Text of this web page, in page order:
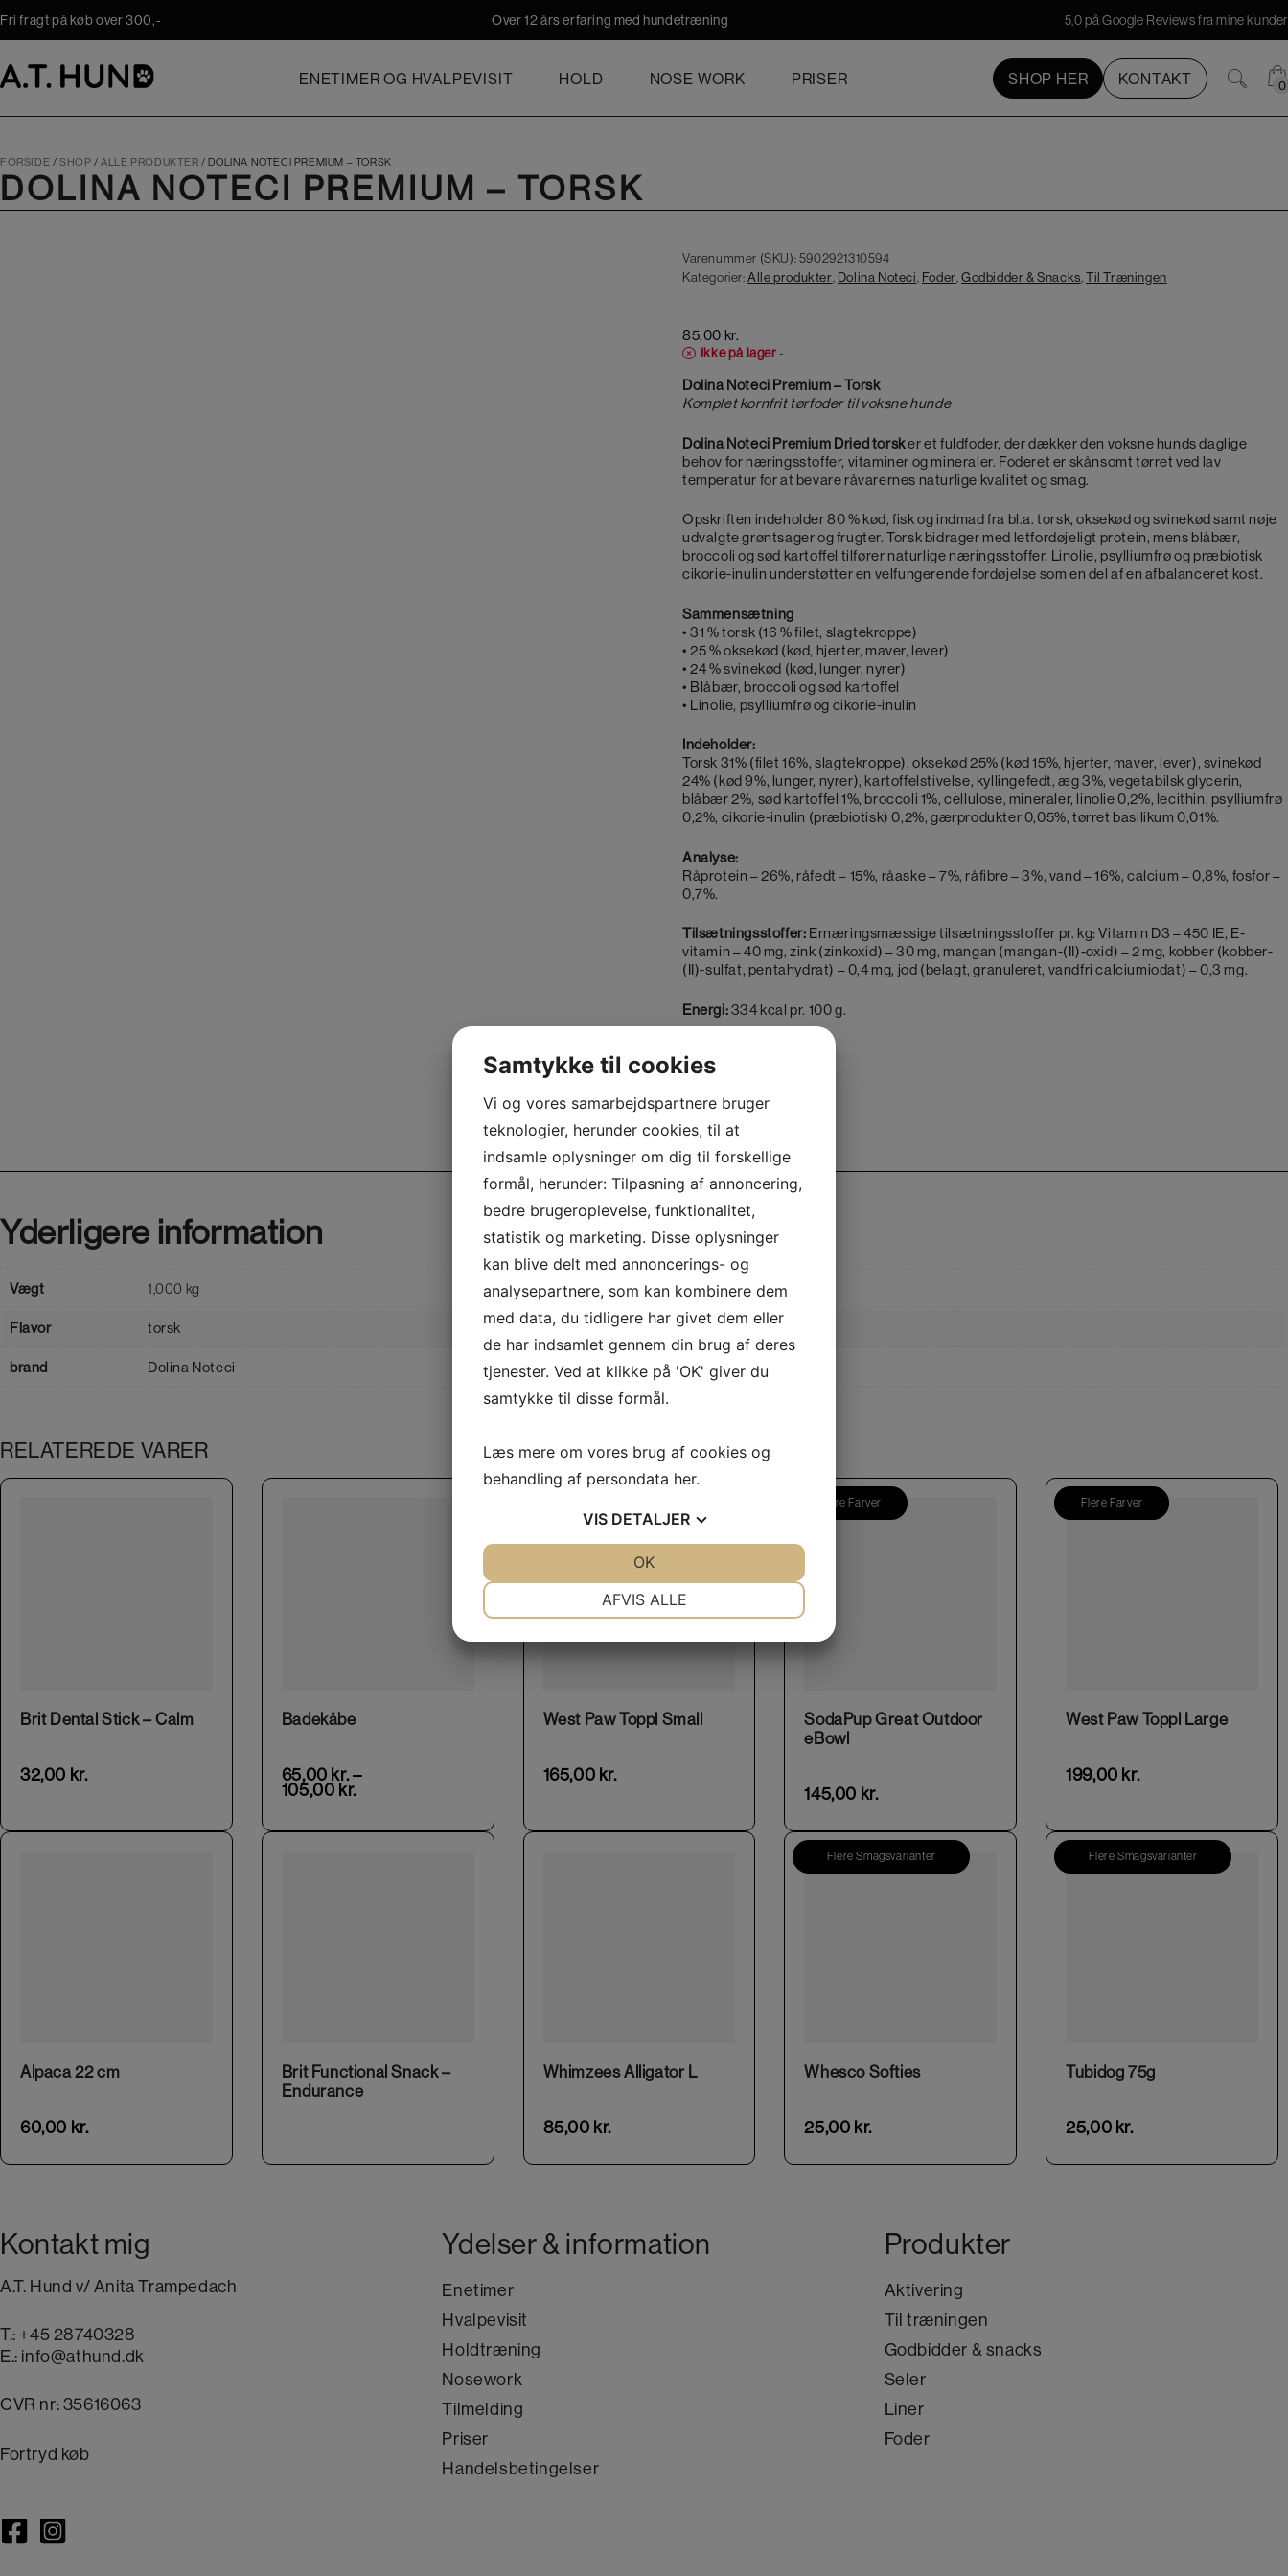
til
indholdet
Fri fragt på køb over 300,- Over 12 års erfaring med hundetræning 5,0 på Google Reviews fra mine kunder
ENETIMER OG HVALPEVISIT HOLD NOSE WORK PRISER SHOP HER KONTAKT 0
0
FORSIDE /SHOP /ALLE PRODUKTER /DOLINA NOTECI PREMIUM – TORSK
DOLINA NOTECI PREMIUM – TORSK
Varenummer (SKU):5902921310594
Kategorier:Alle produkter, Dolina Noteci, Foder,Godbidder & Snacks,Til Træningen
85,00 kr.
Ikke på lager-
Dolina Noteci Premium – Torsk
Komplet kornfrit tørfoder til voksne hunde
Dolina Noteci Premium Dried torsker et fuldfoder, der dækker den voksne hunds daglige
behov for næringsstoffer, vitaminer og mineraler. Foderet er skånsomt tørret ved lav
temperatur for at bevare råvarernes naturlige kvalitet og smag.
Opskriften indeholder 80 % kød, fisk og indmad fra bl.a. torsk, oksekød og svinekød samt nøje
udvalgte grøntsager og frugter. Torsk bidrager med letfordøjeligt protein, mens blåbær,
broccoli og sød kartoffel tilfører naturlige næringsstoffer. Linolie, psylliumfrø og præbiotisk
cikorie-inulin understøtter en velfungerende fordøjelse som en del af en afbalanceret kost.
Sammensætning
• 31 % torsk (16 % filet, slagtekroppe)
• 25 % oksekød (kød, hjerter, maver, lever)
• 24 % svinekød (kød, lunger, nyrer)
• Blåbær, broccoli og sød kartoffel
• Linolie, psylliumfrø og cikorie-inulin
Indeholder:
Torsk 31% (filet 16%, slagtekroppe), oksekød 25% (kød 15%, hjerter, maver, lever), svinekød
24% (kød 9%, lunger, nyrer), kartoffelstivelse, kyllingefedt, æg 3%, vegetabilsk glycerin,
blåbær 2%, sød kartoffel 1%, broccoli 1%, cellulose, mineraler, linolie 0,2%, lecithin, psylliumfrø
0,2%, cikorie-inulin (præbiotisk) 0,2%, gærprodukter 0,05%, tørret basilikum 0,01%.
Analyse:
Råprotein – 26%, råfedt – 15%, råaske – 7%, råfibre – 3%, vand – 16%, calcium – 0,8%, fosfor –
0,7%.
Tilsætningsstoffer: Ernæringsmæssige tilsætningsstoffer pr. kg: Vitamin D3 – 450 IE, E-
vitamin – 40 mg, zink (zinkoxid) – 30 mg, mangan (mangan-(II)-oxid) – 2 mg, kobber (kobber-
(II)-sulfat, pentahydrat) – 0,4 mg, jod (belagt, granuleret, vandfri calciumiodat) – 0,3 mg.
Energi:334 kcal pr. 100 g.
Yderligere information
Yderligere information
Vægt 1,000 kg
Flavor torsk
brand Dolina Noteci
RELATEREDE VARER
Brit Dental Stick – Calm
32,00 kr.
Badekåbe
65,00 kr.–
105,00 kr.
West Paw Toppl Small
165,00 kr.
Flere Farver
SodaPup Great Outdoor
eBowl
145,00 kr.
Flere Farver
West Paw Toppl Large
199,00 kr.
Alpaca 22 cm
60,00 kr.
Brit Functional Snack –
Endurance
Whimzees Alligator L
85,00 kr.
Flere Smagsvarianter
Whesco Softies
25,00 kr.
Flere Smagsvarianter
Tubidog 75g
25,00 kr.
Kontakt mig
A.T. Hund v/ Anita Trampedach
T.: +45 28740328
E.: info@athund.dk
CVR nr: 35616063
Fortryd køb
Ydelser & information
Enetimer
Hvalpevisit
Holdtræning
Nosework
Tilmelding
Priser
Handelsbetingelser
Produkter
Aktivering
Til træningen
Godbidder & snacks
Seler
Liner
Foder
Samtykke til cookies
Vi og vores samarbejdspartnere bruger
teknologier, herunder cookies, til at
indsamle oplysninger om dig til forskellige
formål, herunder: Tilpasning af annoncering,
bedre brugeroplevelse, funktionalitet,
statistik og marketing. Disse oplysninger
kan blive delt med annoncerings- og
analysepartnere, som kan kombinere dem
med data, du tidligere har givet dem eller
de har indsamlet gennem din brug af deres
tjenester. Ved at klikke på 'OK' giver du
samtykke til disse formål.
Læs mere om vores brug af cookies og
behandling af persondata her.
VIS DETALJER
AFVIS ALLE
OK